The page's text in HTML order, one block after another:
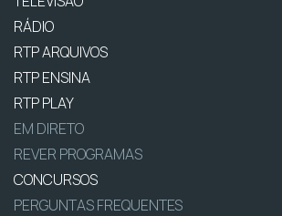
RÁDIO
RTP ARQUIVOS
RTP ENSINA
RTP PLAY
EM DIRETO
REVER PROGRAMAS
CONCURSOS
PERGUNTAS FREQUENTES